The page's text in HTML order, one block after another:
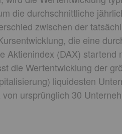
die durchschnittliche
zwischen der
die eine
Aktienindex (DAX)
die Wertentwicklung der
liquidesten
ursprünglich 30